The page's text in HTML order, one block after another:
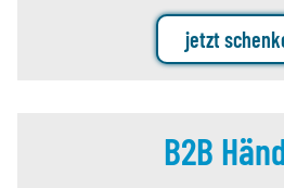
jetzt
B2B